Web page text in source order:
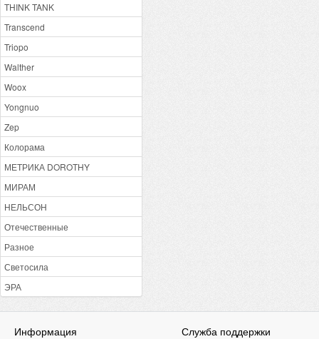
THINK TANK
Transcend
Triopo
Walther
Woox
Yongnuo
Zep
Колорама
МЕТРИКА DOROTHY
МИРАМ
НЕЛЬСОН
Отечественные
Разное
Светосила
ЭРА
Информация Служба поддержки